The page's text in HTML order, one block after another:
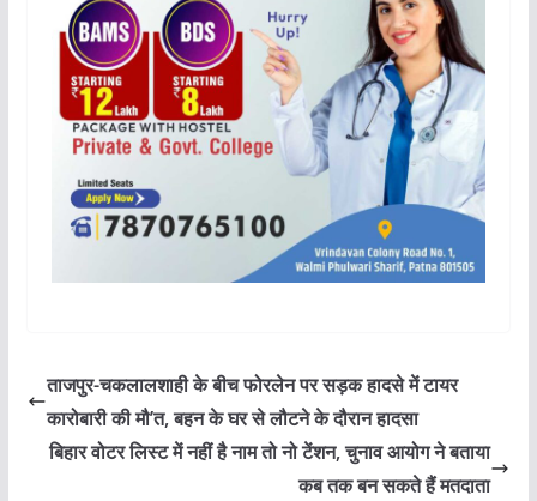
ताजपुर-चकलालशाही के बीच फोरलेन पर सड़क हादसे में टायर
कारोबारी की मौ’त, बहन के घर से लौटने के दौरान हादसा
बिहार वोटर लिस्ट में नहीं है नाम तो नो टेंशन, चुनाव आयोग ने बताया
कब तक बन सकते हैं मतदाता